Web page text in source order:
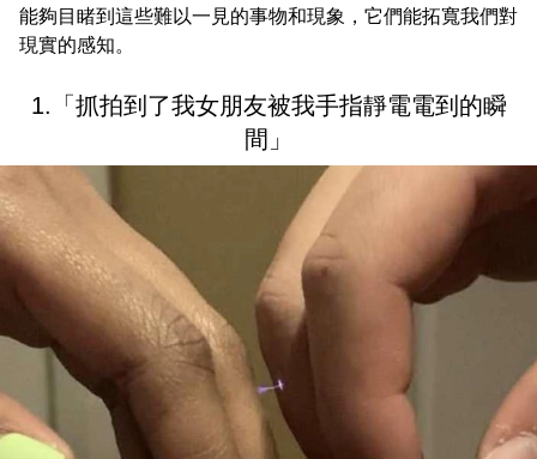
能夠目睹到這些難以一見的事物和現象，它們能拓寬我們對
現實的感知。
1.「抓拍到了我女朋友被我手指靜電電到的瞬
間」